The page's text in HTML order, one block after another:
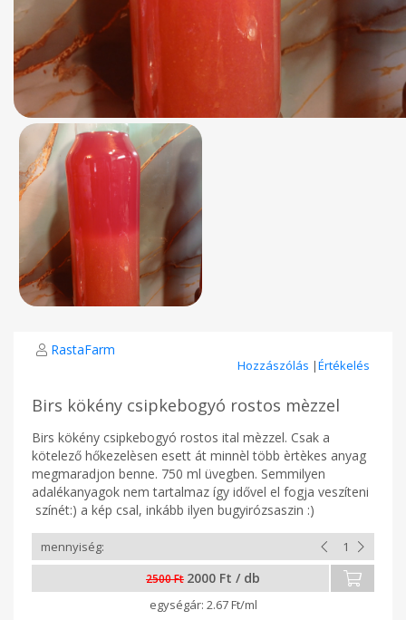
RastaFarm
Hozzászólás |Értékelés
Birs kökény csipkebogyó rostos mèzzel
Birs kökény csipkebogyó rostos ital mèzzel. Csak a
kötelező hőkezelèsen esett át minnèl több èrtèkes anyag
megmaradjon benne. 750 ml üvegben. Semmilyen
adalékanyagok nem tartalmaz így idővel el fogja veszíteni
színét:) a kép csal, inkább ilyen bugyirózsaszin :)
2500 Ft 2000 Ft / db
2.67 Ft/ml